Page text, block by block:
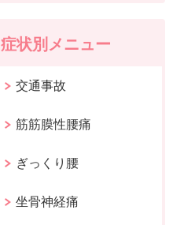
症状別メニュー
交通事故
筋筋膜性腰痛
ぎっくり腰
坐骨神経痛